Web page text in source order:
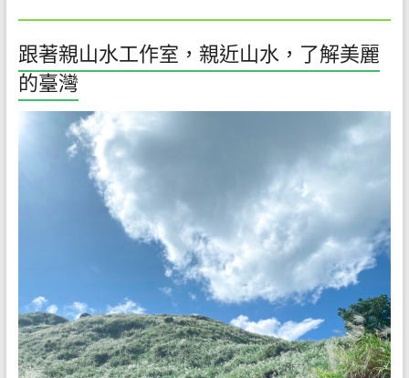
人
愉
悅
但
卻
任
您
對
我
們
跟著親山水工作室，親近山水，了解美麗
的臺灣